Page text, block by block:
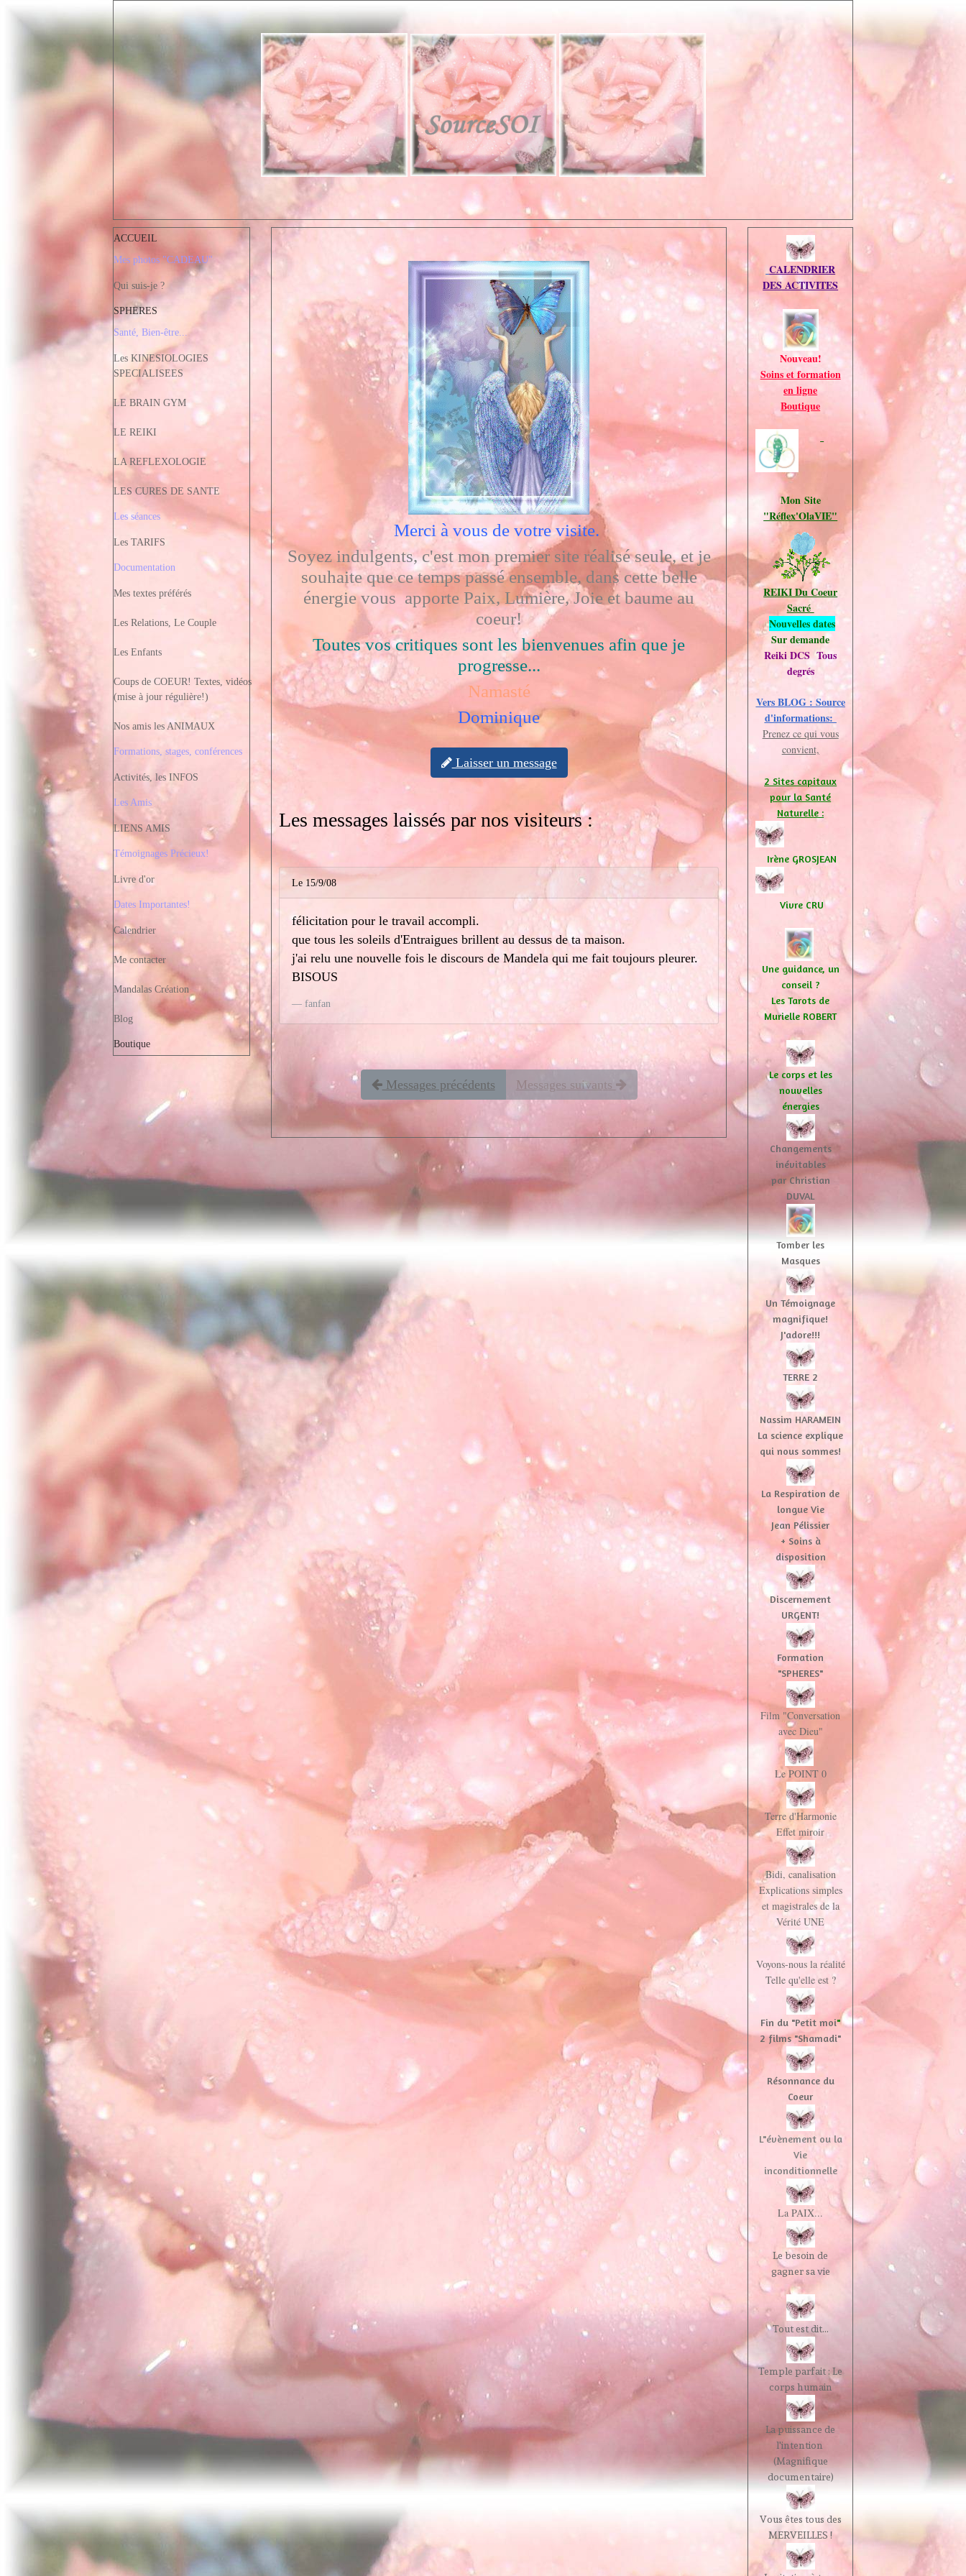
ACCUEIL
Mes photos "CADEAU"
Qui suis-je ?
SPHERES
Santé, Bien-être...
Les KINESIOLOGIES
SPECIALISEES
LE BRAIN GYM
LE REIKI
LA REFLEXOLOGIE
LES CURES DE SANTE
Les séances
Les TARIFS
Documentation
Mes textes préférés
Les Relations, Le Couple
Les Enfants
Coups de COEUR! Textes, vidéos
(mise à jour régulière!)
Nos amis les ANIMAUX
Formations, stages, conférences
Activités, les INFOS
Les Amis
LIENS AMIS
Témoignages Précieux!
Livre d'or
Dates Importantes!
Calendrier
Me contacter
Mandalas Création
Blog
Boutique
Merci à vous de votre visite.
Soyez indulgents, c'est mon premier site réalisé seule, et je
souhaite que ce temps passé ensemble, dans cette belle
énergie vous apporte Paix, Lumière, Joie et baume au
coeur!
Toutes vos critiques sont les bienvenues afin que je
progresse...
Namasté
Dominique
Laisser un message
Les messages laissés par nos visiteurs :
Le 15/9/08
félicitation pour le travail accompli.
que tous les soleils d'Entraigues brillent au dessus de ta maison.
j'ai relu une nouvelle fois le discours de Mandela qui me fait toujours pleurer.
BISOUS
fanfan
Messages précédents Messages suivants
CALENDRIER
DES ACTIVITES
Nouveau!
Soins et formation
en ligne
Boutique
Mon Site
"Réflex'OlaVIE"
REIKI Du Coeur
Sacré
Nouvelles dates
Sur demande
Reiki DCS Tous
degrés
Vers BLOG : Source
d'informations:
Prenez ce qui vous
convient,
2 Sites capitaux
pour la Santé
Naturelle :
Irène GROSJEAN
Vivre CRU
Une guidance, un
conseil ?
Les Tarots de
Murielle ROBERT
Le corps et les
nouvelles
énergies
Changements
inévitables
par Christian
DUVAL
Tomber les
Masques
Un Témoignage
magnifique!
J'adore!!!
TERRE 2
Nassim HARAMEIN
La science explique
qui nous sommes!
La Respiration de
longue Vie
Jean Pélissier
+ Soins à
disposition
Discernement
URGENT!
Formation
"SPHERES"
Film "Conversation
avec Dieu"
Le POINT 0
Terre d'Harmonie
Effet miroir
Bidi, canalisation
Explications simples
et magistrales de la
Vérité UNE
Voyons-nous la réalité
Telle qu'elle est ?
Fin du "Petit moi"
2 films "Shamadi"
Résonnance du
Coeur
L"évènement ou la
Vie
inconditionnelle
La PAIX...
Le besoin de
gagner sa vie
Tout est dit...
Temple parfait : Le
corps humain
La puissance de
l'intention
(Magnifique
documentaire)
Vous êtes tous des
MERVEILLES !